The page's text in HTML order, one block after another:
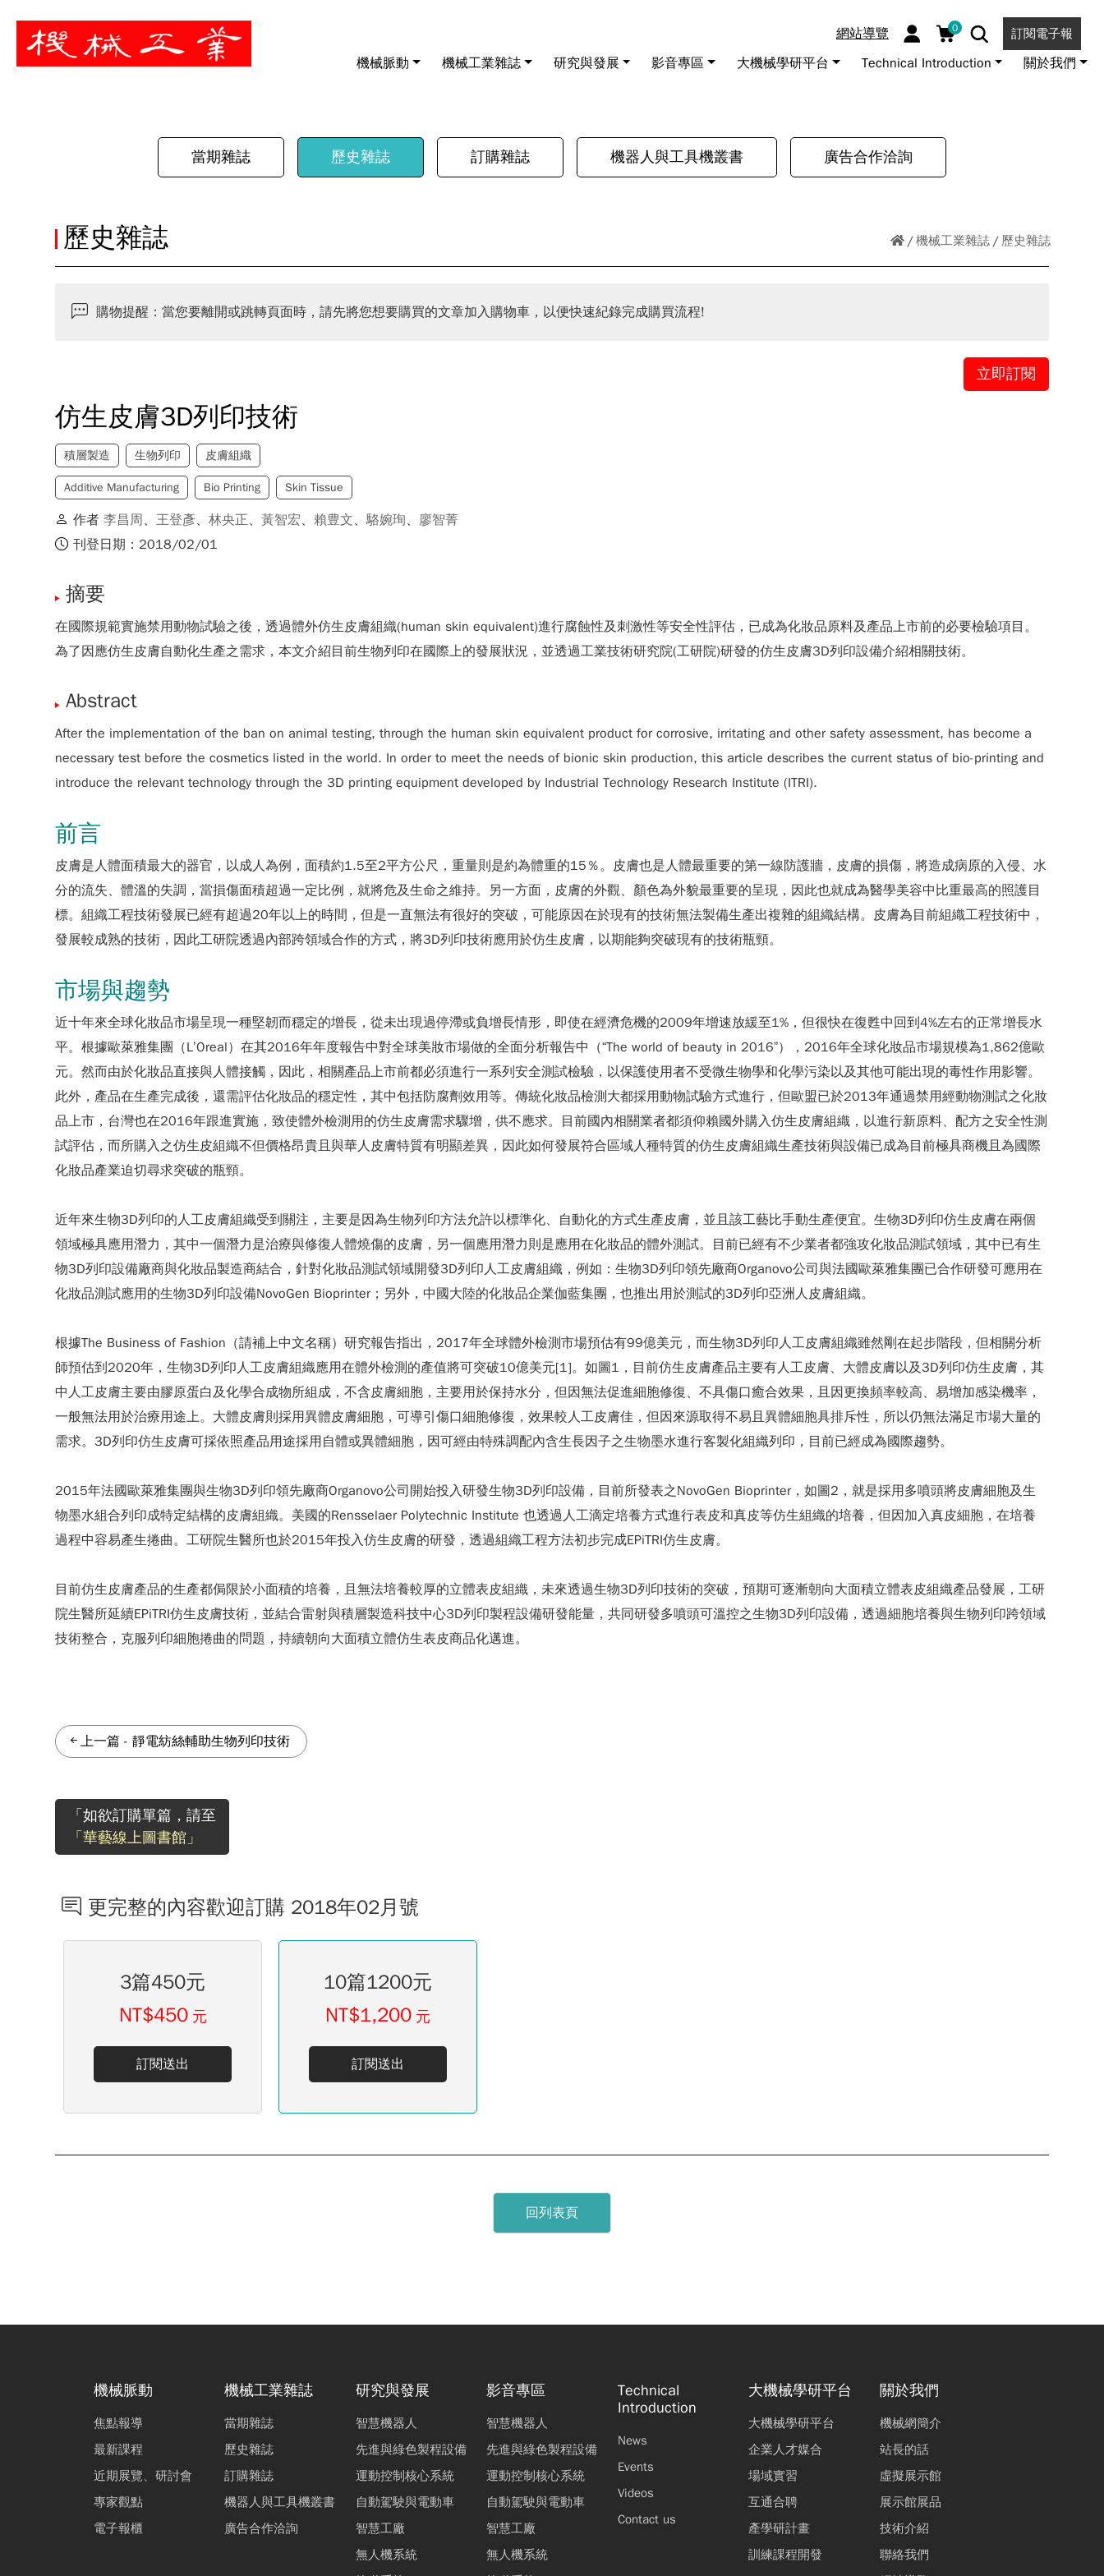
網站導覽 0 訂閱電子報
機械脈動 機械工業雜誌 研究與發展 影音專區 大機械學研平台 Technical Introduction 關於我們
暫停
當期雜誌 歷史雜誌 訂購雜誌 機器人與工具機叢書 廣告合作洽詢
機械工業雜誌 歷史雜誌
歷史雜誌
購物提醒：當您要離開或跳轉頁面時，請先將您想要購買的文章加入購物車，以便快速紀錄完成購買流程!
立即訂閱
仿生皮膚3D列印技術
積層製造 生物列印 皮膚組織
Additive Manufacturing Bio Printing Skin Tissue
作者李昌周 、王登彥、林央正、黃智宏、賴豊文、駱婉珣、 廖智菁
刊登日期：2018/02/01
摘要
在國際規範實施禁用動物試驗之後，透過體外仿生皮膚組織(human skin equivalent)進行腐蝕性及刺激性等安全性評估，已成為化妝品原料及產品上市前的必要檢驗項目。
為了因應仿生皮膚自動化生產之需求，本文介紹目前生物列印在國際上的發展狀況，並透過工業技術研究院(工研院)研發的仿生皮膚3D列印設備介紹相關技術。
Abstract
After the implementation of the ban on animal testing, through the human skin equivalent product for corrosive, irritating and other safety assessment, has become a
necessary test before the cosmetics listed in the world. In order to meet the needs of bionic skin production, this article describes the current status of bio-printing and
introduce the relevant technology through the 3D printing equipment developed by Industrial Technology Research Institute (ITRI).
前言
皮膚是人體面積最大的器官，以成人為例，面積約1.5至2平方公尺，重量則是約為體重的15％。皮膚也是人體最重要的第一線防護牆，皮膚的損傷，將造成病原的入侵、水
分的流失、體溫的失調，當損傷面積超過一定比例，就將危及生命之維持。另一方面，皮膚的外觀、顏色為外貌最重要的呈現，因此也就成為醫學美容中比重最高的照護目
標。組織工程技術發展已經有超過20年以上的時間，但是一直無法有很好的突破，可能原因在於現有的技術無法製備生產出複雜的組織結構。皮膚為目前組織工程技術中，
發展較成熟的技術，因此工研院透過內部跨領域合作的方式，將3D列印技術應用於仿生皮膚，以期能夠突破現有的技術瓶頸。
市場與趨勢
近十年來全球化妝品市場呈現一種堅韌而穩定的增長，從未出現過停滯或負增長情形，即使在經濟危機的2009年增速放緩至1%，但很快在復甦中回到4%左右的正常增長水
平。根據歐萊雅集團（L’Oreal）在其2016年年度報告中對全球美妝市場做的全面分析報告中（“The world of beauty in 2016”），2016年全球化妝品市場規模為1,862億歐
元。然而由於化妝品直接與人體接觸，因此，相關產品上市前都必須進行一系列安全測試檢驗，以保護使用者不受微生物學和化學污染以及其他可能出現的毒性作用影響。
此外，產品在生產完成後，還需評估化妝品的穩定性，其中包括防腐劑效用等。傳統化妝品檢測大都採用動物試驗方式進行，但歐盟已於2013年通過禁用經動物測試之化妝
品上市，台灣也在2016年跟進實施，致使體外檢測用的仿生皮膚需求驟增，供不應求。目前國內相關業者都須仰賴國外購入仿生皮膚組織，以進行新原料、配方之安全性測
試評估，而所購入之仿生皮組織不但價格昂貴且與華人皮膚特質有明顯差異，因此如何發展符合區域人種特質的仿生皮膚組織生產技術與設備已成為目前極具商機且為國際
化妝品產業迫切尋求突破的瓶頸。
近年來生物3D列印的人工皮膚組織受到關注，主要是因為生物列印方法允許以標準化、自動化的方式生產皮膚，並且該工藝比手動生產便宜。生物3D列印仿生皮膚在兩個
領域極具應用潛力，其中一個潛力是治療與修復人體燒傷的皮膚，另一個應用潛力則是應用在化妝品的體外測試。目前已經有不少業者都強攻化妝品測試領域，其中已有生
物3D列印設備廠商與化妝品製造商結合，針對化妝品測試領域開發3D列印人工皮膚組織，例如：生物3D列印領先廠商Organovo公司與法國歐萊雅集團已合作研發可應用在
化妝品測試應用的生物3D列印設備NovoGen Bioprinter；另外，中國大陸的化妝品企業伽藍集團，也推出用於測試的3D列印亞洲人皮膚組織。
根據The Business of Fashion（請補上中文名稱）研究報告指出，2017年全球體外檢測市場預估有99億美元，而生物3D列印人工皮膚組織雖然剛在起步階段，但相關分析
師預估到2020年，生物3D列印人工皮膚組織應用在體外檢測的產值將可突破10億美元[1]。如圖1，目前仿生皮膚產品主要有人工皮膚、大體皮膚以及3D列印仿生皮膚，其
中人工皮膚主要由膠原蛋白及化學合成物所組成，不含皮膚細胞，主要用於保持水分，但因無法促進細胞修復、不具傷口癒合效果，且因更換頻率較高、易增加感染機率，
一般無法用於治療用途上。大體皮膚則採用異體皮膚細胞，可導引傷口細胞修復，效果較人工皮膚佳，但因來源取得不易且異體細胞具排斥性，所以仍無法滿足市場大量的
需求。3D列印仿生皮膚可採依照產品用途採用自體或異體細胞，因可經由特殊調配內含生長因子之生物墨水進行客製化組織列印，目前已經成為國際趨勢。
2015年法國歐萊雅集團與生物3D列印領先廠商Organovo公司開始投入研發生物3D列印設備，目前所發表之NovoGen Bioprinter，如圖2，就是採用多噴頭將皮膚細胞及生
物墨水組合列印成特定結構的皮膚組織。美國的Rensselaer Polytechnic Institute 也透過人工滴定培養方式進行表皮和真皮等仿生組織的培養，但因加入真皮細胞，在培養
過程中容易產生捲曲。工研院生醫所也於2015年投入仿生皮膚的研發，透過組織工程方法初步完成EPiTRI仿生皮膚。
目前仿生皮膚產品的生產都侷限於小面積的培養，且無法培養較厚的立體表皮組織，未來透過生物3D列印技術的突破，預期可逐漸朝向大面積立體表皮組織產品發展，工研
院生醫所延續EPiTRI仿生皮膚技術，並結合雷射與積層製造科技中心3D列印製程設備研發能量，共同研發多噴頭可溫控之生物3D列印設備，透過細胞培養與生物列印跨領域
技術整合，克服列印細胞捲曲的問題，持續朝向大面積立體仿生表皮商品化邁進。
上一篇 -靜電紡絲輔助生物列印技術
「如欲訂購單篇，請至
「華藝線上圖書館」
更完整的內容歡迎訂購 2018年02月號
3篇450元
NT$450 元
訂閱送出
10篇1200元
NT$1,200 元
訂閱送出
回列表頁
機械脈動
焦點報導
最新課程
近期展覽、研討會
專家觀點
電子報櫃
機械工業雜誌
當期雜誌
歷史雜誌
訂購雜誌
機器人與工具機叢書
廣告合作洽詢
研究與發展
智慧機器人
先進與綠色製程設備
運動控制核心系統
自動駕駛與電動車
智慧工廠
無人機系統
影音專區
智慧機器人
先進與綠色製程設備
運動控制核心系統
自動駕駛與電動車
智慧工廠
無人機系統
Technical
Introduction
News
Events
Videos
Contact us
大機械學研平台
大機械學研平台
企業人才媒合
場域實習
互通合聘
產學研計畫
訓練課程開發
關於我們
機械網簡介
站長的話
虛擬展示館
展示館展品
技術介紹
聯絡我們